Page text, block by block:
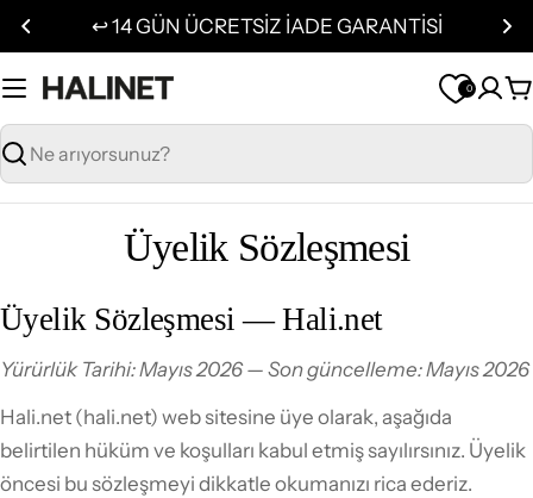
İçeriğe
geç
↩️ 14 GÜN ÜCRETSİZ İADE GARANTİSİ
Ara
0
Üyelik Sözleşmesi
Üyelik Sözleşmesi — Hali.net
Yürürlük Tarihi: Mayıs 2026 — Son güncelleme: Mayıs 2026
Hali.net (hali.net) web sitesine üye olarak, aşağıda
belirtilen hüküm ve koşulları kabul etmiş sayılırsınız. Üyelik
öncesi bu sözleşmeyi dikkatle okumanızı rica ederiz.